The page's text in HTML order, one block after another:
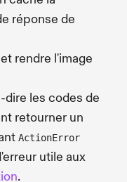
réponse de
et rendre l'image
dire les codes de
retourner un
ActionError
utile aux
.